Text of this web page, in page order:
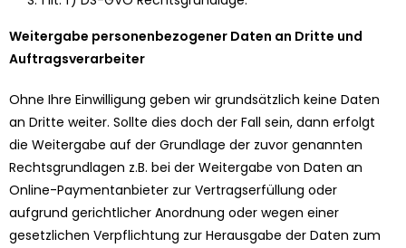
Weitergabe personenbezogener Daten an Dritte und
Auftragsverarbeiter
Ohne Ihre Einwilligung geben wir grundsätzlich keine Daten
an Dritte weiter. Sollte dies doch der Fall sein, dann erfolgt
die Weitergabe auf der Grundlage der zuvor genannten
Rechtsgrundlagen z.B. bei der Weitergabe von Daten an
Online-Paymentanbieter zur Vertragserfüllung oder
aufgrund gerichtlicher Anordnung oder wegen einer
gesetzlichen Verpflichtung zur Herausgabe der Daten zum